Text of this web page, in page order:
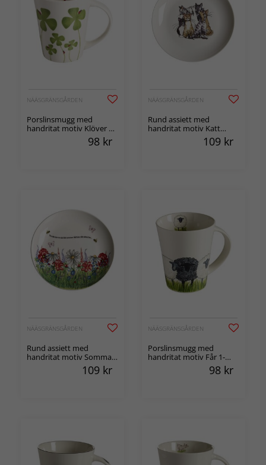
NÄÄSGRÄNSGÅRDEN
Porslinsmugg med
handritat motiv Klöver 1-
98 kr
NÄÄSGRÄNSGÅRDEN
Rund assiett med
handritat motiv Katt
109 kr
NÄÄSGRÄNSGÅRDEN
Rund assiett med
handritat motiv Sommar
109 kr
NÄÄSGRÄNSGÅRDEN
Porslinsmugg med
handritat motiv Får 1-
98 kr